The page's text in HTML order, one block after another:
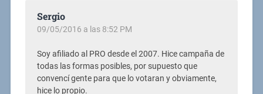
Sergio
09/05/2016 a las 8:52 PM
Soy afiliado al PRO desde el 2007. Hice campaña de
todas las formas posibles, por supuesto que
convencí gente para que lo votaran y obviamente,
hice lo propio.